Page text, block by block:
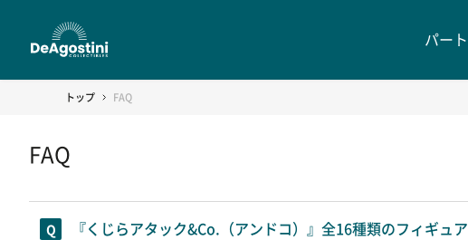
パー
トップ FAQ
FAQ
『くじらアタック&Co.（アンドコ）』全16種類のフィギュ